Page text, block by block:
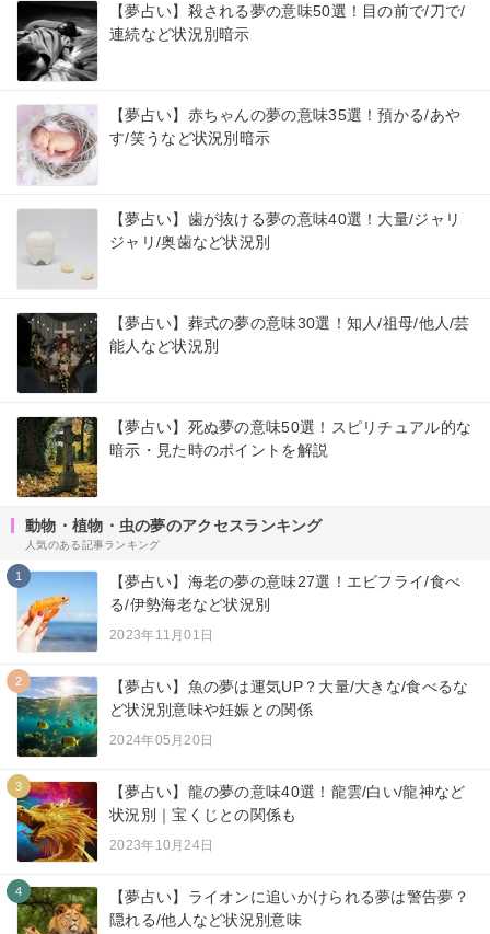
【夢占い】殺される夢の意味50選！目の前で/刀で/
連続など状況別暗示
【夢占い】赤ちゃんの夢の意味35選！預かる/あや
す/笑うなど状況別暗示
【夢占い】歯が抜ける夢の意味40選！大量/ジャリ
ジャリ/奥歯など状況別
【夢占い】葬式の夢の意味30選！知人/祖母/他人/芸
能人など状況別
【夢占い】死ぬ夢の意味50選！スピリチュアル的な
暗示・見た時のポイントを解説
動物・植物・虫の夢のアクセスランキング
人気のある記事ランキング
1
【夢占い】海老の夢の意味27選！エビフライ/食べ
る/伊勢海老など状況別
2023年11月01日
2
【夢占い】魚の夢は運気UP？大量/大きな/食べるな
ど状況別意味や妊娠との関係
2024年05月20日
3
【夢占い】龍の夢の意味40選！龍雲/白い/龍神など
状況別｜宝くじとの関係も
2023年10月24日
4
【夢占い】ライオンに追いかけられる夢は警告夢？
隠れる/他人など状況別意味